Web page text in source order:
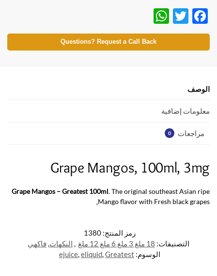
F
ac
e
o
k
T
w
itt
h
at
Questions? Request a Call Back
الوصف
معلومات إضافية
مراجعات 0
Grape Mangos, 100ml, 3mg
Grape Mangos – Greatest 100ml. The original southeast Asian ripe
Mango flavor with Fresh black grapes
.
رمز المنتج: 1380
التصنيفات: 18 ملغ 3 ملغ 6 ملغ 12 ملغ , النكهات, فاكهي
الوسوم:
ejuice,eliquid,Greatest